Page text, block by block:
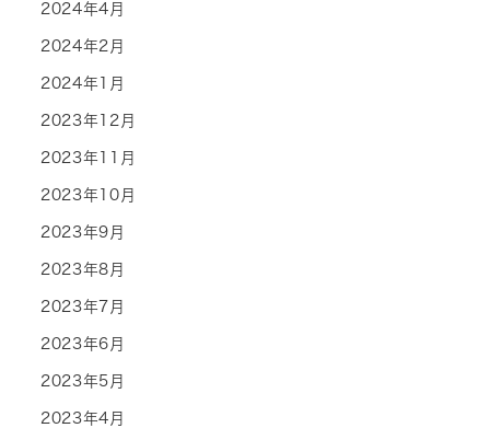
2024年4月
2024年2月
2024年1月
2023年12月
2023年11月
2023年10月
2023年9月
2023年8月
2023年7月
2023年6月
2023年5月
2023年4月